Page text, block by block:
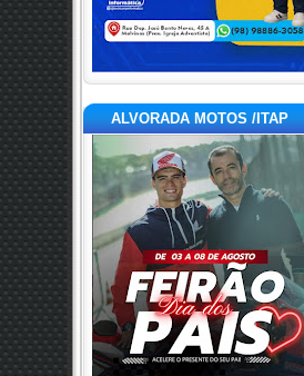
ALVORADA MOTOS /ITAP